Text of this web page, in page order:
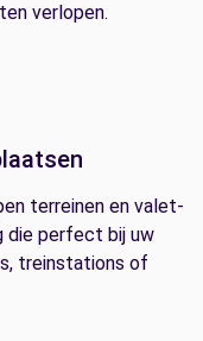
verlopen.
terreinen en valet-
die perfect bij uw
treinstations of